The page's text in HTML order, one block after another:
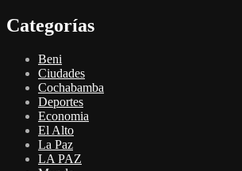
Categorías
Beni
Ciudades
Cochabamba
Deportes
Economia
El Alto
La Paz
LA PAZ